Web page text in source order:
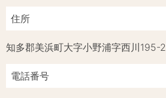
住所
知多郡美浜町大字小野浦字西川195-2
電話番号